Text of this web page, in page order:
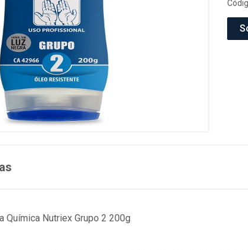
Química Nutriex Grupo 2 200g